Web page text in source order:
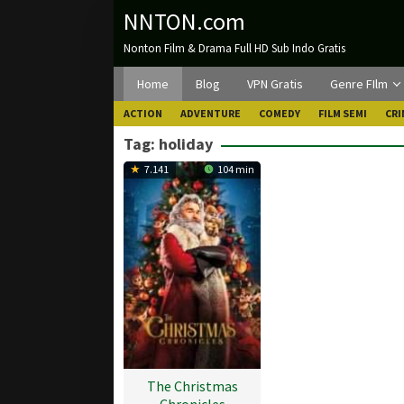
NNTON.com
Nonton Film & Drama Full HD Sub Indo Gratis
Home Blog VPN Gratis Genre FIlm
ACTION ADVENTURE COMEDY FILM SEMI
Tag: holiday
7.141 104 min
The Christmas